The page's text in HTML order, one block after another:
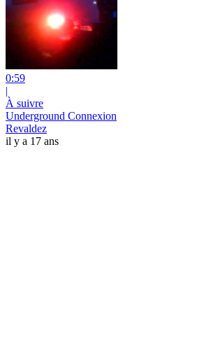
0:59
|
À suivre
Underground Connexion
Revaldez
il y a 17 ans